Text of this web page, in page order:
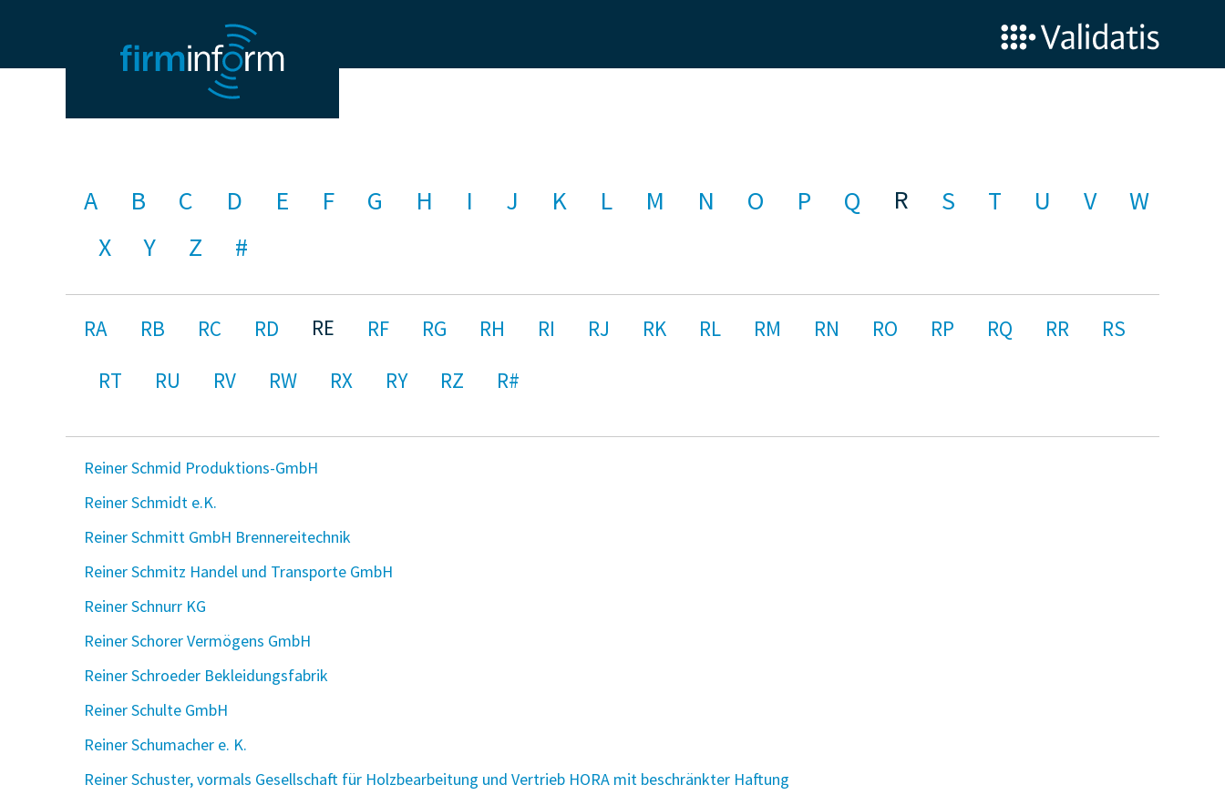
A B C D E F G H I J K L M N O P Q R S T U V
W
X
Y Z #
RA RB RC RD RE RF RG RH RI RJ RK RL RM RN RO RP RQ RR
RS
RT
RU RV RW RX RY RZ R#
Reiner Schmid Produktions-GmbH
Reiner Schmidt e.K.
Reiner Schmitt GmbH Brennereitechnik
Reiner Schmitz Handel und Transporte GmbH
Reiner Schnurr KG
Reiner Schorer Vermögens GmbH
Reiner Schroeder Bekleidungsfabrik
Reiner Schulte GmbH
Reiner Schumacher e. K.
Reiner Schuster, vormals Gesellschaft für Holzbearbeitung und Vertrieb HORA mit beschränkter Haftung